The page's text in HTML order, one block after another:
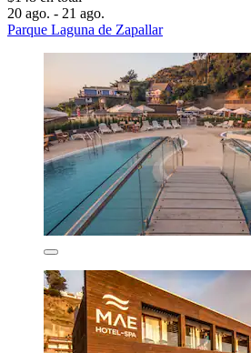
20 ago. - 21 ago.
Parque Laguna de Zapallar